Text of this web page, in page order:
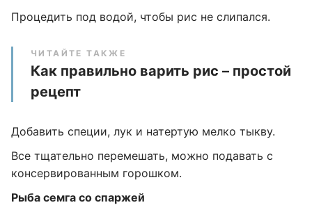
Процедить под водой, чтобы рис не слипался.
ЧИТАЙТЕ ТАКЖЕ
Как правильно варить рис – простой
рецепт
Добавить специи, лук и натертую мелко тыкву.
Все тщательно перемешать, можно подавать с
консервированным горошком.
Рыба семга со спаржей